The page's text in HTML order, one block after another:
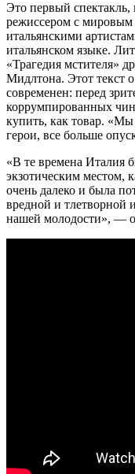
Это первый
режиссером с
итальянскими
итальянском языке.
«Трагедия мстителя»
Мидлтона. Этот текст
современен: перед
коррумпированных
купить, как товар.
герои, все больше
«В те времена Италия
экзотическим местом,
очень далеко и была
вредной и тлетворной
нашей молодости», —